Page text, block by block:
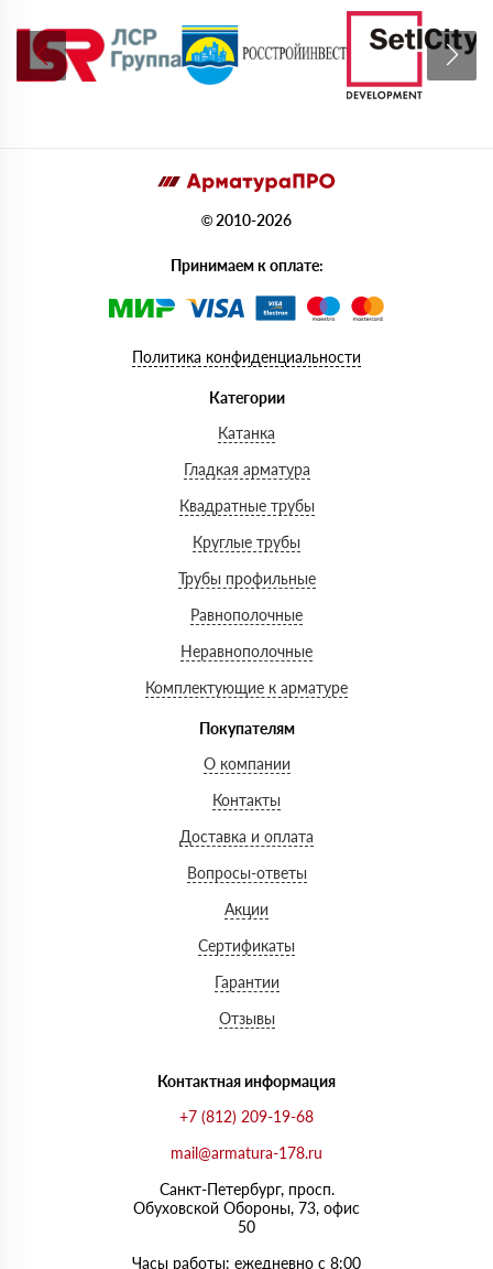
© 2010-2026
Принимаем к оплате:
Политика конфиденциальности
Категории
Катанка
Гладкая арматура
Квадратные трубы
Круглые трубы
Трубы профильные
Равнополочные
Неравнополочные
Комплектующие к арматуре
Покупателям
О компании
Контакты
Доставка и оплата
Вопросы-ответы
Акции
Сертификаты
Гарантии
Отзывы
Контактная информация
+7 (812) 209-19-68
mail@armatura-178.ru
Санкт-Петербург, просп.
Обуховской Обороны, 73, офис
50
Часы работы: ежедневно с 8:00